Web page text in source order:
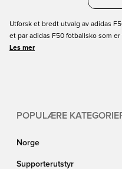
Utforsk et bredt utvalg av adidas
et par adidas F50 fotballsko som
interessert i den mest
Les mer
POPULÆRE
Norge
Supporterutstyr